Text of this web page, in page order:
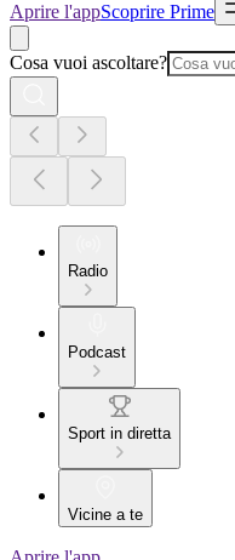
Aprire l'appScoprire Prime
Cosa vuoi ascoltare?
Radio
Podcast
Sport in diretta
Vicine a te